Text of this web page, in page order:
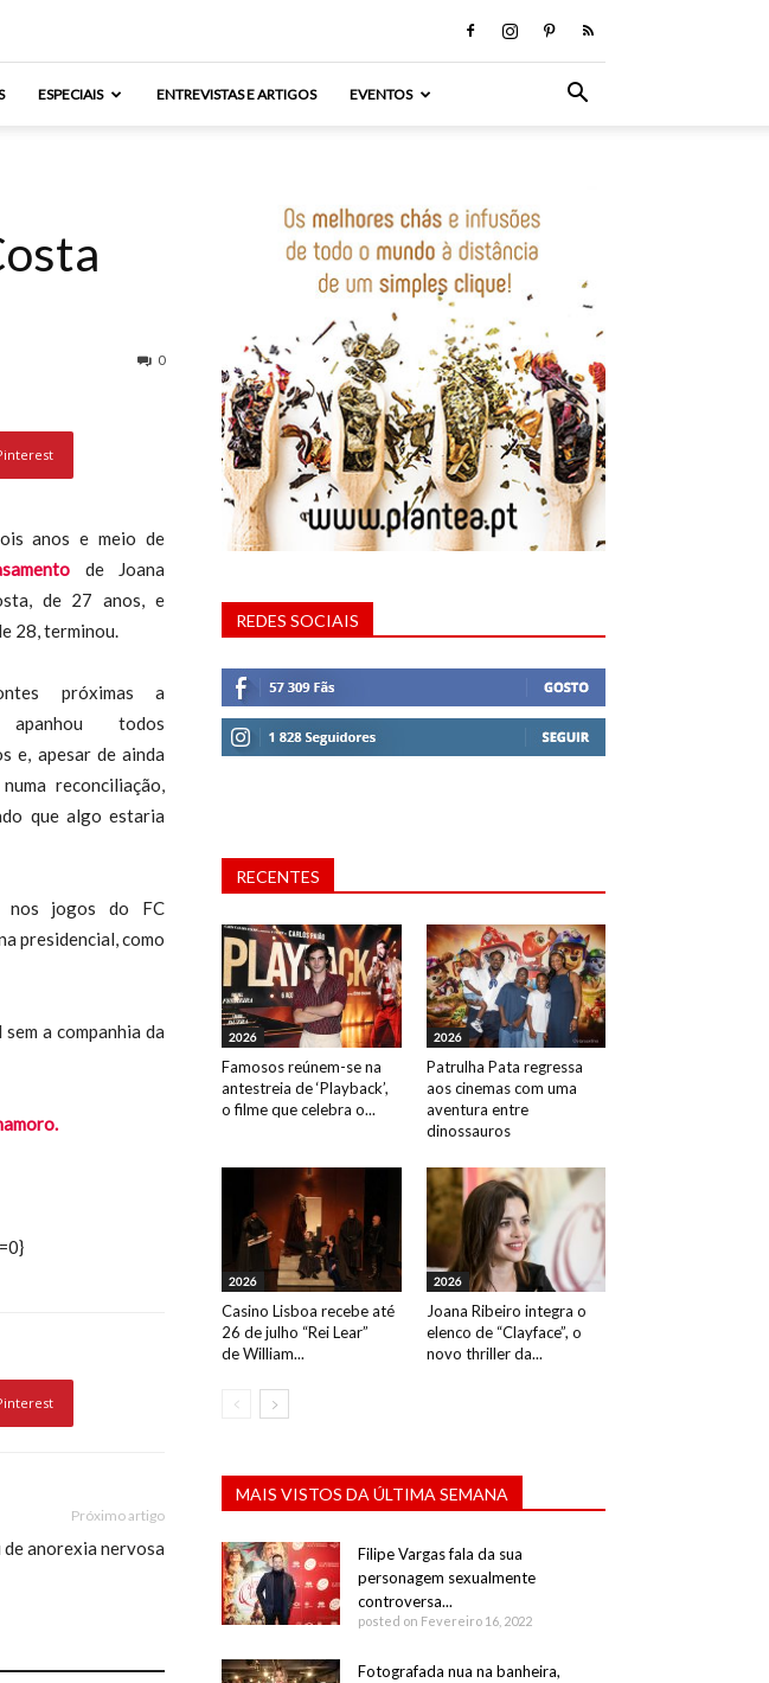
ESPECIAIS ENTREVISTAS E ARTIGOS EVENTOS
0
anos e meio de
de Joana
de 27 anos, e
28, terminou.
próximas a
apanhou todos
e, apesar de ainda
reconciliação,
que algo estaria
nos jogos do FC
presidencial, como
a companhia da
Próximo artigo
anorexia nervosa
REDES SOCIAIS
RECENTES
2026
Famosos reúnem-se na
antestreia de ‘Playback’,
o filme que celebra o...
2026
Patrulha Pata regressa
aos cinemas com uma
aventura entre
dinossauros
2026
Casino Lisboa recebe até
26 de julho “Rei Lear”
de William...
2026
Joana Ribeiro integra o
elenco de “Clayface”, o
novo thriller da...
MAIS VISTOS DA ÚLTIMA SEMANA
Filipe Vargas fala da sua
personagem sexualmente
controversa...
posted on Fevereiro 16, 2022
Fotografada nua na banheira,